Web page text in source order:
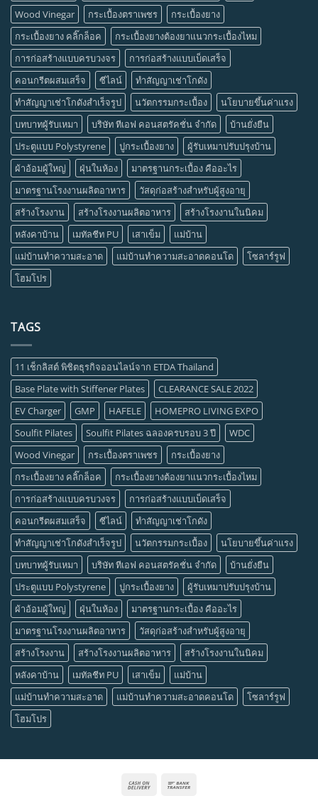
Wood Vinegar
กระเบื้องตราเพชร
กระเบื้องยาง
กระเบื้องยาง คลิ๊กล็อค
กระเบื้องยางต้องยาแนวกระเบื้องไหม
การก่อสร้างแบบครบวงจร
การก่อสร้างแบบเบ็ดเสร็จ
คอนกรีตผสมเสร็จ
ซีไลน์
ทำสัญญาเช่าโกดัง
ทำสัญญาเช่าโกดังสำเร็จรูป
นวัตกรรมกระเบื้อง
นโยบายขึ้นค่าแรง
บทบาทผู้รับเหมา
บริษัท ทีเอฟ คอนสตรัคชั่น จำกัด
บ้านยั่งยืน
ประตูแบบ Polystyrene
ปูกระเบื้องยาง
ผู้รับเหมาปรับปรุงบ้าน
ผ้าอ้อมผู้ใหญ่
ฝุ่นในห้อง
มาตรฐานกระเบื้อง คืออะไร
มาตรฐานโรงงานผลิตอาหาร
วัสดุก่อสร้างสำหรับผู้สูงอายุ
สร้างโรงงาน
สร้างโรงงานผลิตอาหาร
สร้างโรงงานในนิคม
หลังคาบ้าน
เมทัลชีท PU เสาเข็ม
แม่บ้าน
แม่บ้านทำความสะอาด
แม่บ้านทำความสะอาดคอนโด
โซลาร์รูฟ
โฮมโปร
TAGS
11 เช็กลิสต์ พิชิตธุรกิจออนไลน์จาก ETDA Thailand
Base Plate with Stiffener Plates
CLEARANCE SALE 2022
EV Charger
GMP HAFELE
HOMEPRO LIVING EXPO
Soulfit Pilates
Soulfit Pilates ฉลองครบรอบ 3 ปี
WDC
Wood Vinegar
กระเบื้องตราเพชร
กระเบื้องยาง
กระเบื้องยาง คลิ๊กล็อค
กระเบื้องยางต้องยาแนวกระเบื้องไหม
การก่อสร้างแบบครบวงจร
การก่อสร้างแบบเบ็ดเสร็จ
คอนกรีตผสมเสร็จ
ซีไลน์
ทำสัญญาเช่าโกดัง
ทำสัญญาเช่าโกดังสำเร็จรูป
นวัตกรรมกระเบื้อง
นโยบายขึ้นค่าแรง
บทบาทผู้รับเหมา
บริษัท ทีเอฟ คอนสตรัคชั่น จำกัด
บ้านยั่งยืน
ประตูแบบ Polystyrene
ปูกระเบื้องยาง
ผู้รับเหมาปรับปรุงบ้าน
ผ้าอ้อมผู้ใหญ่
ฝุ่นในห้อง
มาตรฐานกระเบื้อง คืออะไร
มาตรฐานโรงงานผลิตอาหาร
วัสดุก่อสร้างสำหรับผู้สูงอายุ
สร้างโรงงาน
สร้างโรงงานผลิตอาหาร
สร้างโรงงานในนิคม
หลังคาบ้าน
เมทัลชีท PU เสาเข็ม
แม่บ้าน
แม่บ้านทำความสะอาด
แม่บ้านทำความสะอาดคอนโด
โซลาร์รูฟ
โฮมโปร
Cash